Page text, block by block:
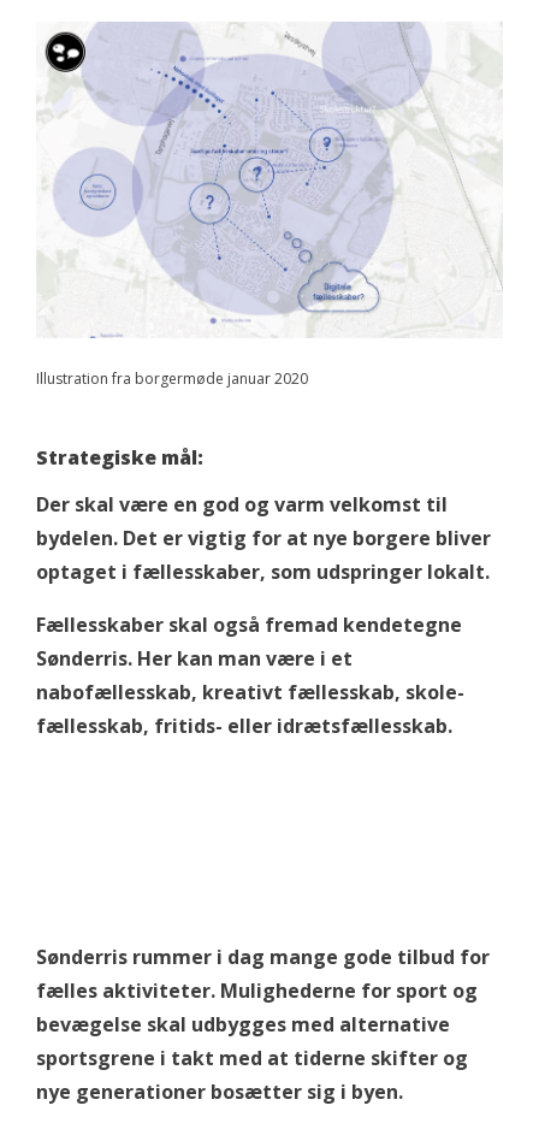
Illustration fra borgermøde januar 2020
Strategiske mål:
Der skal være en god og varm velkomst til
bydelen. Det er vigtig for at nye borgere bliver
optaget i fællesskaber, som udspringer lokalt.
Fællesskaber skal også fremad kendetegne
Sønderris. Her kan man være i et
nabofællesskab, kreativt fællesskab, skole-
fællesskab, fritids- eller idrætsfællesskab.
Sønderris rummer i dag mange gode tilbud for
fælles aktiviteter. Mulighederne for sport og
bevægelse skal udbygges med alternative
sportsgrene i takt med at tiderne skifter og
nye generationer bosætter sig i byen.